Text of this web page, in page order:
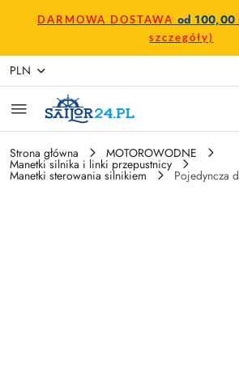
Przejdź do treści głównej
Przejdź do wyszukiwarki
Przejdź do moje konto
Przejdź do menu głównego
Przejdź do opisu produktu
Przejdź do stopki
DARMOWA DOSTAWA od 100,00
szczegóły)
PLN
Strona główna MOTOROWODNE
Manetki silnika i linki przepustnicy
Manetki sterowania silnikiem Pojedyncza